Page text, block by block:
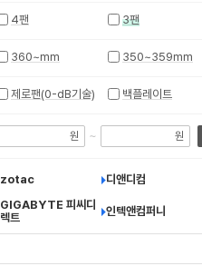
4팬 3팬
360~mm 350~359mm
제로팬(0-dB기술) 백플레이트
원 ~ 원
zotac 디앤디컴
GIGABYTE 피씨디
렉트
인텍앤컴퍼니